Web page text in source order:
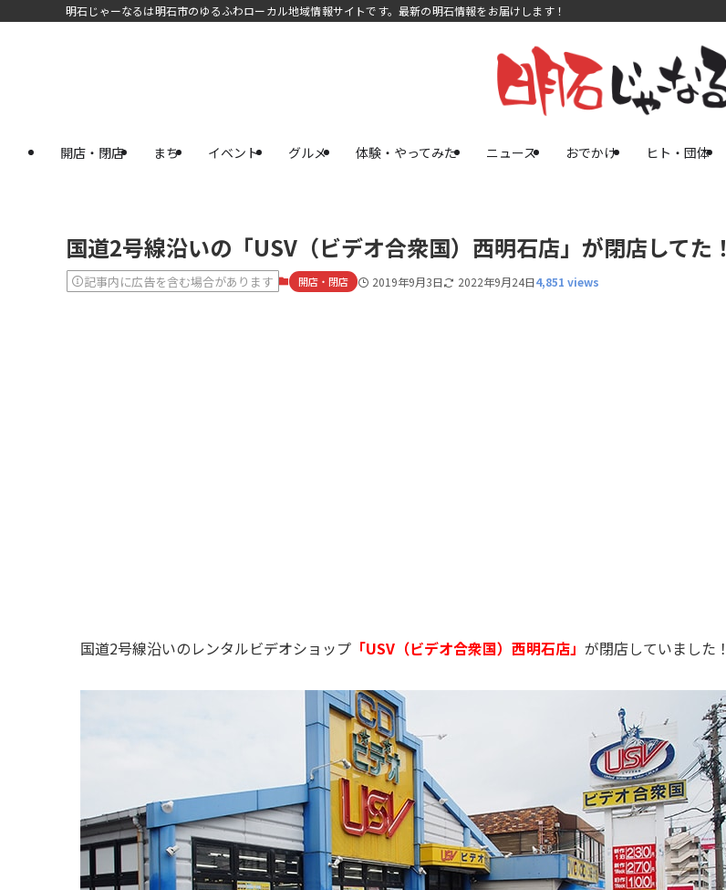
明石じゃーなるは明石市のゆるふわローカル地域情報サイトです。最新の明石情報をお届けします！
開店・閉店 まち イベント グルメ 体験・やってみた ニュース おでかけ ヒト・団体
国道2号線沿いの「USV（ビデオ合衆国）西明石店」が閉店してた！
記事内に広告を含む場合があります 開店・閉店 2019年9月3日 2022年9月24日4,851 views
国道2号線沿いのレンタルビデオショップ 「USV（ビデオ合衆国）西明石店」 が閉店していました！